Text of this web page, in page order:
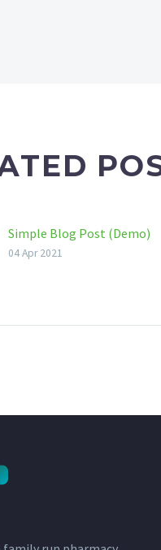
Simple Blog Post (Demo)
04 Apr 2021